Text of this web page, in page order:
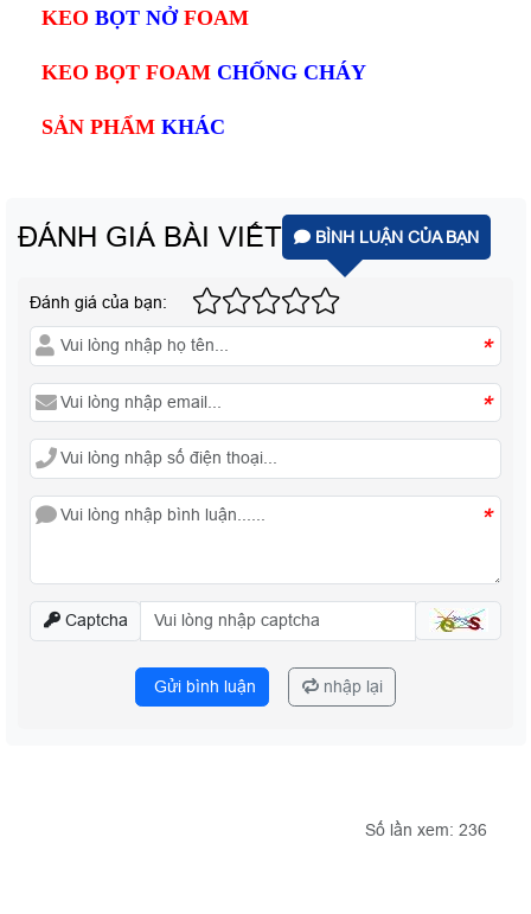
KEO BỌT NỞ FOAM
KEO BỌT FOAM CHỐNG CHÁY
SẢN PHẨM KHÁC
ĐÁNH GIÁ BÀI VIẾT BÌNH LUẬN CỦA BẠN
Đánh giá của bạn:
*
*
*
Captcha
Gửi bình luận nhập lại
Số lần xem: 236